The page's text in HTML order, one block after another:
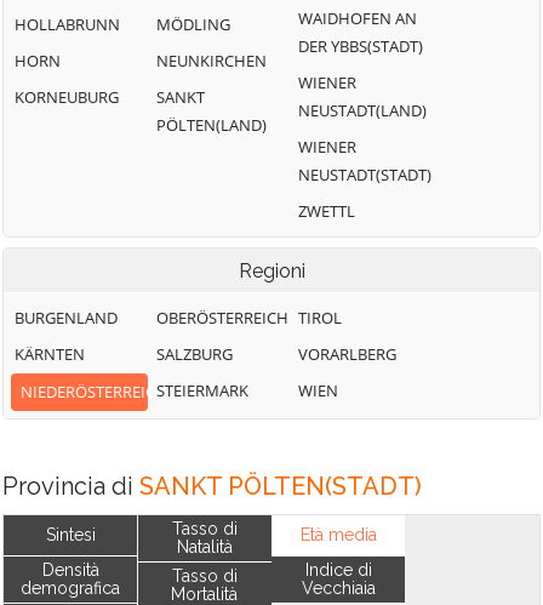
HOLLABRUNN
HORN
KORNEUBURG
MÖDLING
NEUNKIRCHEN
SANKT
PÖLTEN(LAND)
WAIDHOFEN AN
DER YBBS(STADT)
WIENER
NEUSTADT(LAND)
WIENER
NEUSTADT(STADT)
ZWETTL
Regioni
BURGENLAND
KÄRNTEN
NIEDERÖSTERREICH
OBERÖSTERREICH
SALZBURG
STEIERMARK
TIROL
VORARLBERG
WIEN
Provincia di SANKT PÖLTEN(STADT)
Sintesi
Densità
demografica
Tasso di
Natalità
Tasso di
Mortalità
Età media
Indice di
Vecchiaia